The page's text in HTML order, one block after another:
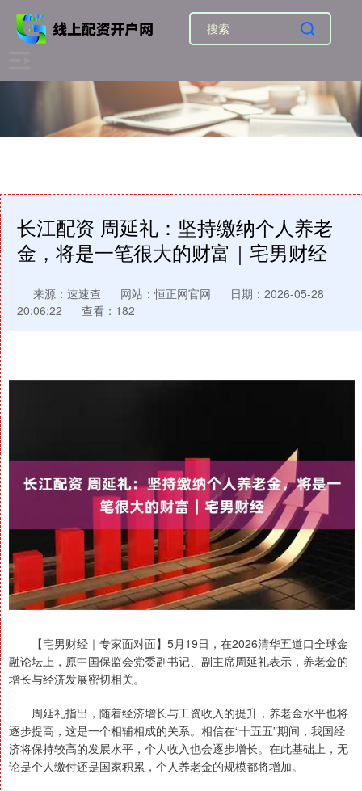
长江配资 周延礼：坚持缴纳个人养老
金，将是一笔很大的财富｜宅男财经
来源：速速查 网站：恒正网官网
日期：2026-05-28
20:06:22
查看：182
【宅男财经｜专家面对面】5月19日，在2026清华五道口全球金
融论坛上，原中国保监会党委副书记、副主席周延礼表示，养老金的
增长与经济发展密切相关。
周延礼指出，随着经济增长与工资收入的提升，养老金水平也将
逐步提高，这是一个相辅相成的关系。相信在“十五五”期间，我国经
济将保持较高的发展水平，个人收入也会逐步增长。在此基础上，无
论是个人缴付还是国家积累，个人养老金的规模都将增加。